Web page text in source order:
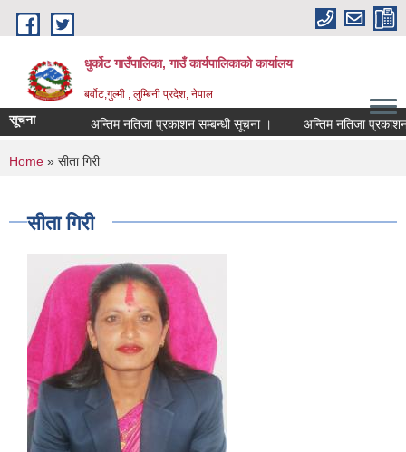
Skip to main content
धुर्कोट गाउँपालिका, गाउँ कार्यपालिकाको कार्यालय
बर्वोट,गुल्मी , लुम्बिनी प्रदेश, नेपाल
सूचना अन्तिम नतिजा प्रकाशन सम्बन्धी सूचना । अन्तिम नतिजा प्रकाशन
You are here
Home » सीता गिरी
सीता गिरी